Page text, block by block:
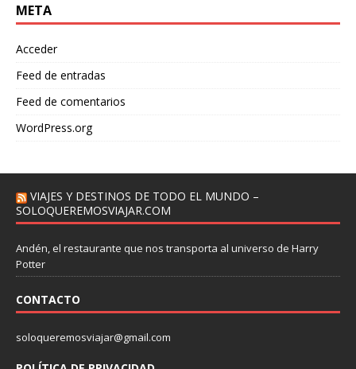
META
Acceder
Feed de entradas
Feed de comentarios
WordPress.org
VIAJES Y DESTINOS DE TODO EL MUNDO –
SOLOQUEREMOSVIAJAR.COM
Andén, el restaurante que nos transporta al universo de Harry
Potter
CONTACTO
soloqueremosviajar@gmail.com